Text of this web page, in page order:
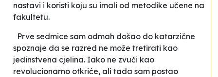
nastavi i koristi koju su imali od metodike učene na
fakultetu.
Prve sedmice sam odmah došao do katarzične
spoznaje da se razred ne može tretirati kao
jedinstvena cjelina. Iako ne zvuči kao
revolucionarno otkriće, ali tada sam postao